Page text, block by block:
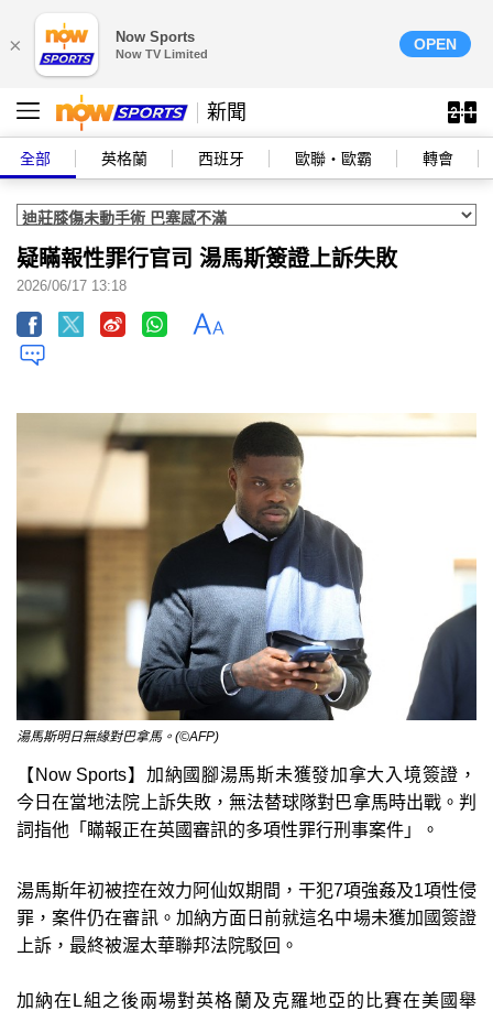
× Now Sports
Now TV Limited
OPEN
新聞
全部 英格蘭 西班牙 歐聯‧歐霸 轉會
疑瞞報性罪行官司 湯馬斯簽證上訴失敗
2026/06/17 13:18
湯馬斯明日無緣對巴拿馬。(©AFP)
【Now Sports】加納國腳湯馬斯未獲發加拿大入境簽證，
今日在當地法院上訴失敗，無法替球隊對巴拿馬時出戰。判
詞指他「瞞報正在英國審訊的多項性罪行刑事案件」。
湯馬斯年初被控在效力阿仙奴期間，干犯7項強姦及1項性侵
罪，案件仍在審訊。加納方面日前就這名中場未獲加國簽證
上訴，最終被渥太華聯邦法院駁回。
加納在L組之後兩場對英格蘭及克羅地亞的比賽在美國舉